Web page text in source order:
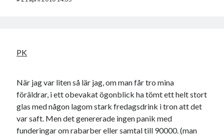
PK
När jag var liten så lär jag, om man får tro mina
föräldrar, i ett obevakat ögonblick ha tömt ett helt stort
glas med någon lagom stark fredagsdrink i tron att det
var saft. Men det genererade ingen panik med
funderingar om rabarber eller samtal till 90000. (man